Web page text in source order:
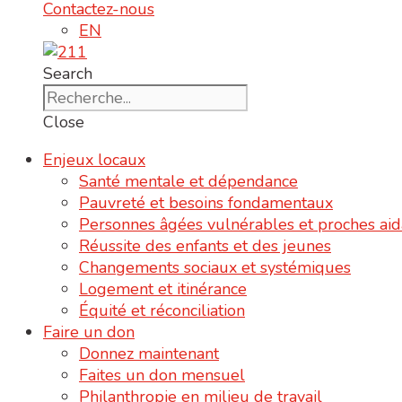
Contactez-nous
EN
Search
Close
Enjeux locaux
Santé mentale et dépendance
Pauvreté et besoins fondamentaux
Personnes âgées vulnérables et proches
Réussite des enfants et des jeunes
Changements sociaux et systémiques
Logement et itinérance
Équité et réconciliation
Faire un don
Donnez maintenant
Faites un don mensuel
Philanthropie en milieu de travail